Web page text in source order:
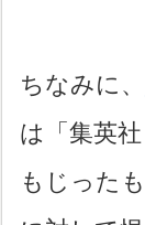
ちなみに、
は「集英
もじった